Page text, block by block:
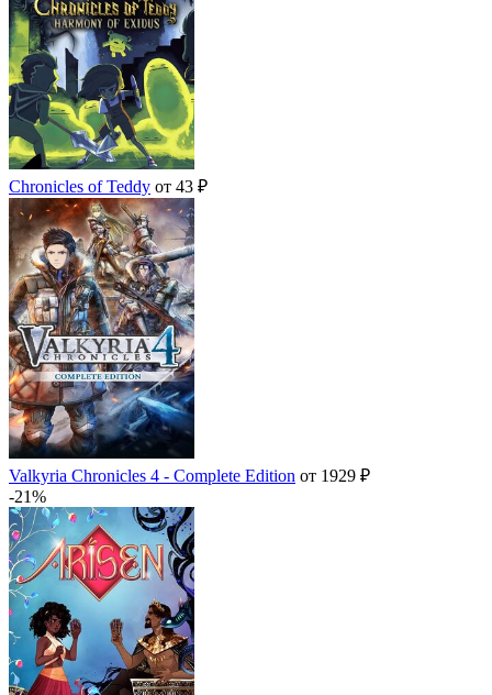
Chronicles of Teddy от 43 ₽
Valkyria Chronicles 4 - Complete Edition от 1929 ₽
-21%